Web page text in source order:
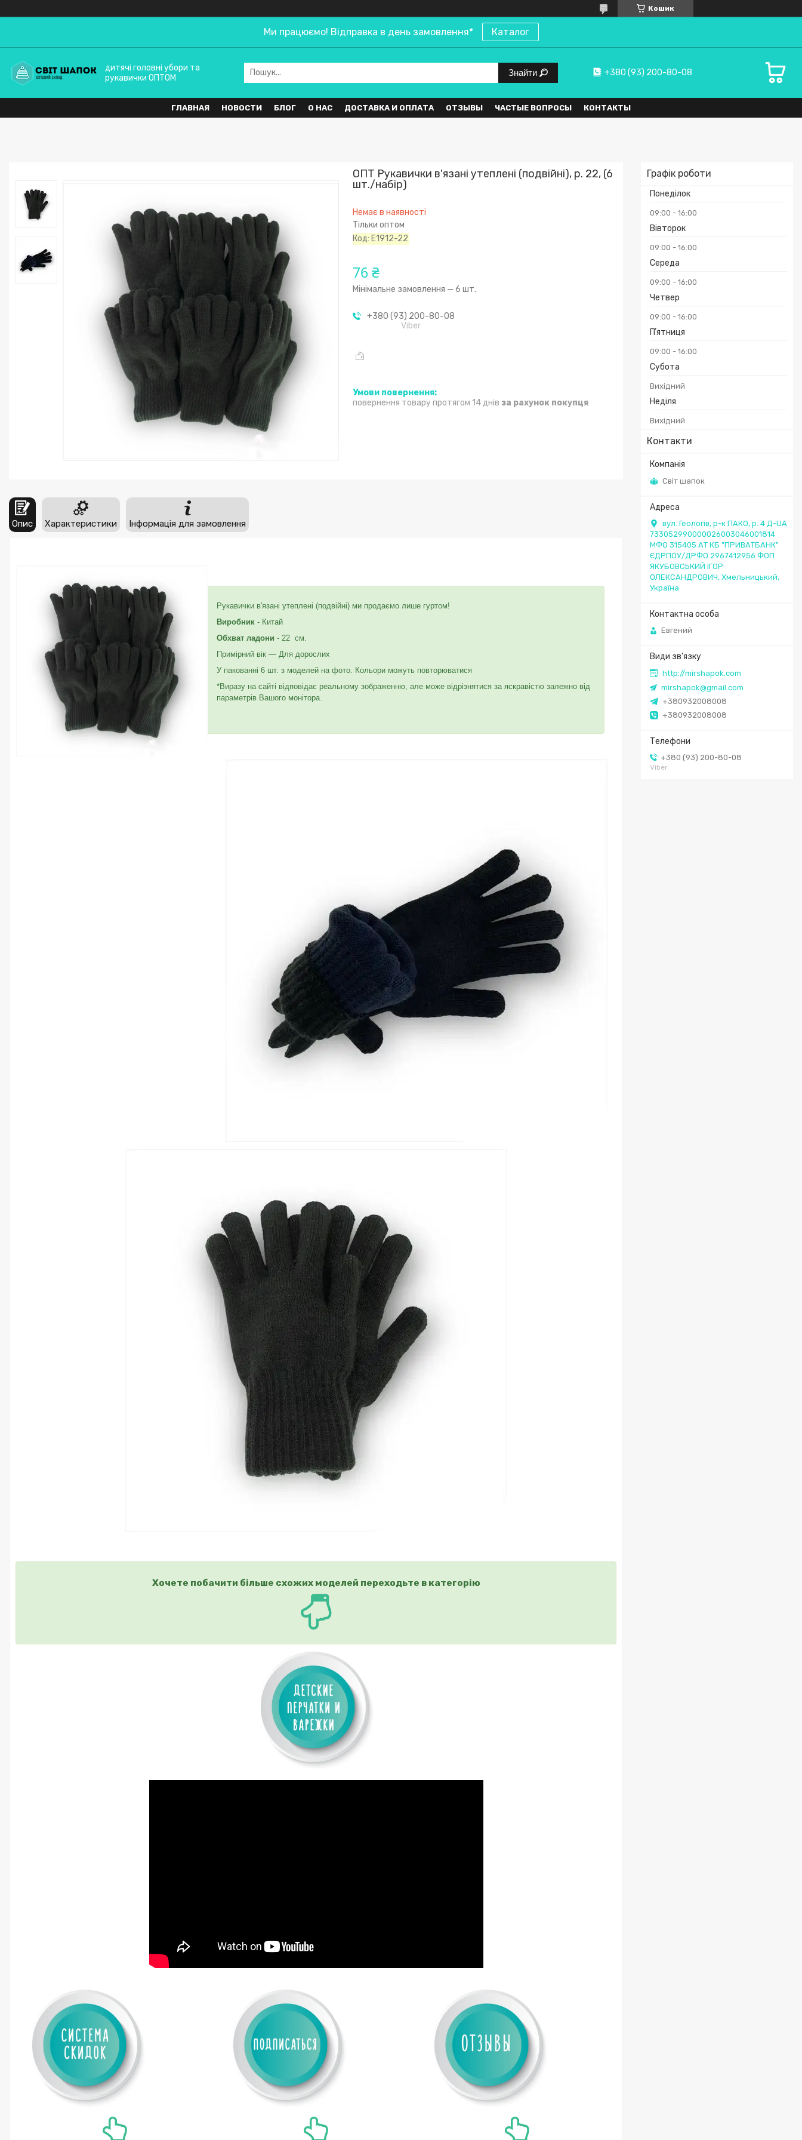
Кошик
Ми працюємо! Відправка в день замовлення* Каталог
дитячі головні убори та
рукавички ОПТОМ
Знайти +380 (93) 200-80-08
ГЛАВНАЯ НОВОСТИ БЛОГ О НАС ДОСТАВКА И ОПЛАТА ОТЗЫВЫ ЧАСТЫЕ ВОПРОСЫ КОНТАКТЫ
Графік роботи
Понеділок
09:00 16:00
Вівторок
09:00 16:00
Середа
09:00 16:00
Четвер
09:00 16:00
Пʼятниця
09:00 16:00
Субота
Вихідний
Неділя
Вихідний
Контакти
Світ шапок
вул. Геологів, р-к ПАКО, р. 4 Д-UA
733052990000026003046001814
МФО 315405 АТ КБ "ПРИВАТБАНК"
ЄДРПОУ/ДРФО 2967412956 ФОП
ЯКУБОВСЬКИЙ ІГОР
ОЛЕКСАНДРОВИЧ, Хмельницький,
Україна
Евгений
http://mirshapok.com
mirshapok@gmail.com
+380932008008
+380932008008
+380 (93) 200-80-08
Viber
ОПТ Рукавички в'язані утеплені (подвійні), р. 22, (6
шт./набір)
Немає в наявності
Тільки оптом
Код: E1912-22
76 ₴
Мінімальне замовлення — 6 шт.
+380 (93) 200-80-08
Viber
повернення товару протягом 14 днів за рахунок покупця
Опис Характеристики Інформація для замовлення
Рукавички в'язані утеплені (подвійні) ми продаємо лише гуртом!
Виробник - Китай
Обхват ладони - 22 см.
Примірний вік — Для дорослих
У пакованні 6 шт. з моделей на фото. Кольори можуть повторюватися
*Виразу на сайті відповідає реальному зображенню, але може відрізнятися за яскравістю залежно від
параметрів Вашого монітора.
Хочете побачити більше схожих моделей переходьте в категорію